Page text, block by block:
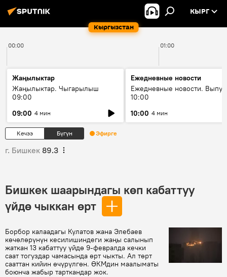
Кыргызстан
КЫРГ
00:00 01:00
Жаңылыктар
Жаңылыктар. Чыгарылыш
09:00
09:00 4 мин
Ежедневные новости
Ежедневные новости.
10:00
10:00 4 мин
Кечээ Бүгүн Эфирге
г. Бишкек 89.3
Бишкек шаарындагы көп кабаттуу
үйдө чыккан өрт
Борбор калаадагы Кулатов жана Элебаев
көчөлөрүнүн кесилишиндеги жаңы салынып
жаткан 13 кабаттуу үйдө 9-февралда кечки
саат тогуздар чамасында өрт чыкты. Ал төрт
сааттан кийин өчүрүлгөн. ӨКМдин маалыматы
боюнча жабыр тарткандар жок.